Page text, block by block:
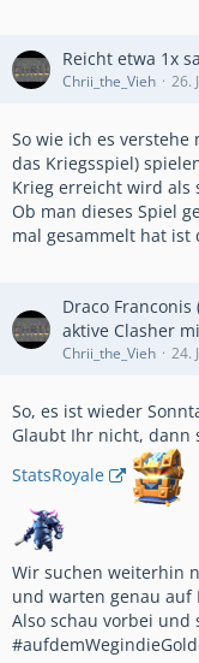
Reicht etwa 1x
Chrii_the_Vieh 26.
So wie ich es
das Kriegsspiel)
Krieg erreicht wird als
Ob man dieses Spiel
mal gesammelt hat ist
Draco
aktive Clasher
Chrii_the_Vieh 24.
So, es ist wieder
Glaubt Ihr nicht, dann
StatsRoyale
Wir suchen weiterhin
und warten genau auf
Also schau vorbei und